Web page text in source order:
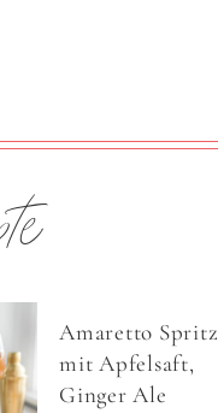
Amaretto Spritz
mit Apfelsaft,
Ginger Ale